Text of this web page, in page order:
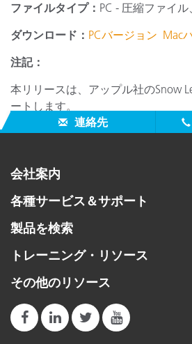
ファイルタイプ： PC - 圧縮ファイル、
ダウンロード： PCバージョン Mac
注記：
本リリースは、アップル社のSnow
ートします。
連絡先
会社案内
各種サービス＆サポート
製品を検索
トレーニング・リソース
その他のリソース